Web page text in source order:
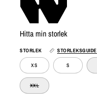
Hitta min storlek
STORLEK STORLEKSGUIDE
XS S
XXL